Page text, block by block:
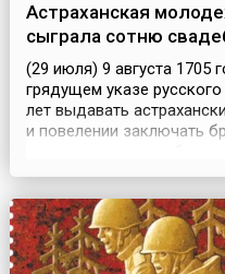
Астраханская
сыграла сотню
(29 июля) 9 августа 1705
грядущем указе
лет выдавать
и повелении заключать
Астрахани
ночью резню иноземцев,
выс...